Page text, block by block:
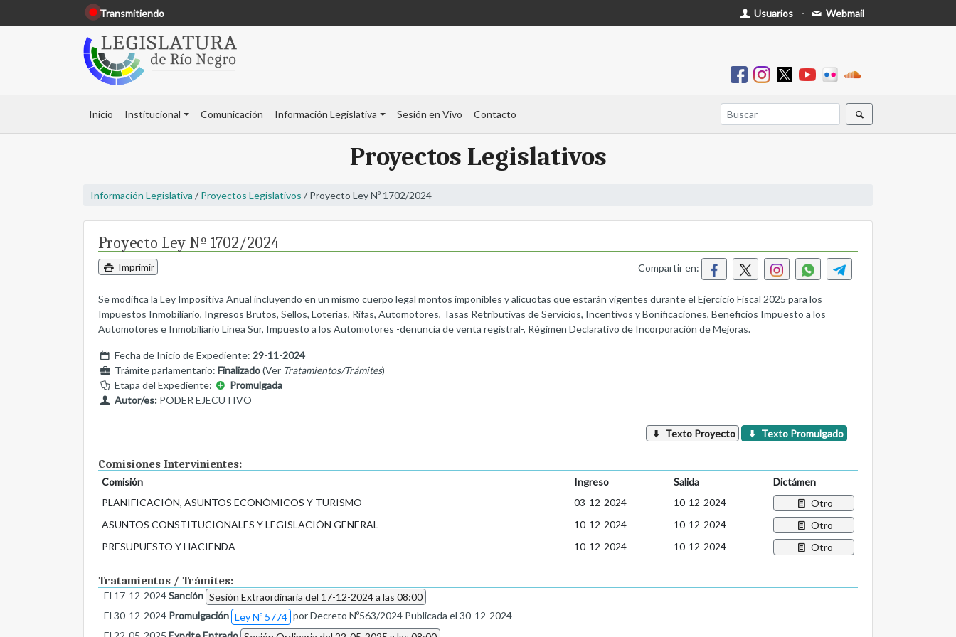
Transmitiendo Usuarios - Webmail
Inicio Institucional Comunicación Información Legislativa Sesión en Vivo Contacto
Proyectos Legislativos
Información Legislativa / Proyectos Legislativos / Proyecto Ley Nº 1702/2024
Proyecto Ley Nº 1702/2024
Imprimir Compartir en:
Se modifica la Ley Impositiva Anual incluyendo en un mismo cuerpo legal montos imponibles y alícuotas que estarán vigentes durante el Ejercicio Fiscal 2025 para los
Impuestos Inmobiliario, Ingresos Brutos, Sellos, Loterías, Rifas, Automotores, Tasas Retributivas de Servicios, Incentivos y Bonificaciones, Beneficios Impuesto a los
Automotores e Inmobiliario Línea Sur, Impuesto a los Automotores -denuncia de venta registral-, Régimen Declarativo de Incorporación de Mejoras.
Fecha de Inicio de Expediente: 29-11-2024
Trámite parlamentario: Finalizado(Ver Tratamientos/Trámites)
Etapa del Expediente:
Promulgada
Autor/es:PODER EJECUTIVO
Texto Proyecto Texto Promulgado
Comisiones Intervinientes:
Comisión Ingreso Salida
Dictámen
PLANIFICACIÓN, ASUNTOS ECONÓMICOS Y TURISMO
03-12-2024 10-12-2024
Otro
ASUNTOS CONSTITUCIONALES Y LEGISLACIÓN GENERAL
10-12-2024 10-12-2024
Otro
PRESUPUESTO Y HACIENDA
10-12-2024 10-12-2024 Otro
Tratamientos / Trámites:
- El 17-12-2024Sanción Sesión Extraordinaria del 17-12-2024 a las 08:00
- El 30-12-2024 Promulgación Ley Nº 5774 por Decreto Nº563/2024 Publicada el 30-12-2024